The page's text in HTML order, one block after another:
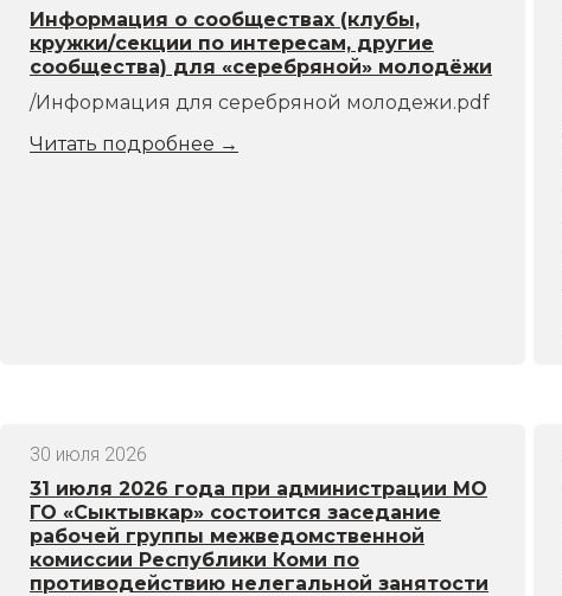
Информация о сообществах (клубы,
кружки/секции по интересам, другие
сообщества) для «серебряной» молодёжи
/Информация для серебряной молодежи.pdf
Читать подробнее →
30 июля 2026
31 июля 2026 года при администрации МО
ГО «Сыктывкар» состоится заседание
рабочей группы межведомственной
комиссии Республики Коми по
противодействию нелегальной занятости